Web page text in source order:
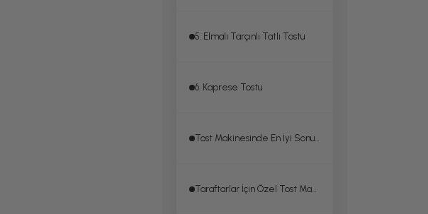
5. Elmalı Tarçınlı Tatlı Tostu
6. Kaprese Tostu
Tost Makinesinde En İyi Sonucu Almak İçin Pratik İpuçları
Taraftarlar İçin Özel Tost Makinesi: Ekmekte Logo Baskısıyla Türkiye'de Bir İlk